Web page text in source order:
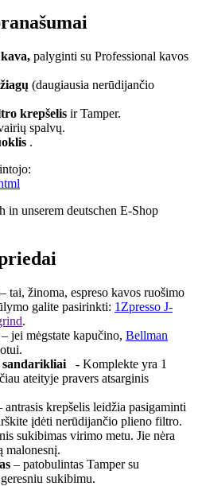
palyginti su Professional kavos
(daugiausia nerūdijančio
krepšelis ir Tamper.
spalvų.
.
in unserem deutschen E-Shop
– tai, žinoma, espreso kavos ruošimo
galite pasirinkti: 1Zpresso J-
.
– jei mėgstate kapučino, Bellman
- Komplekte yra 1
ateityje pravers atsarginis
antrasis krepšelis leidžia pasigaminti
įdėti nerūdijančio plieno filtro.
sukibimas virimo metu. Jie nėra
malonesnį.
– patobulintas Tamper su
sukibimu.